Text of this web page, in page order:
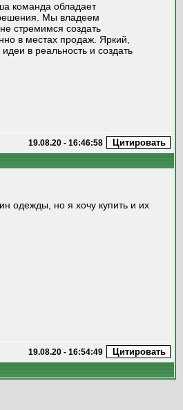
команда обладает
Мы владеем
стремимся создать
в местах продаж. Яркий,
в реальность и создать
19.08.20 - 16:46:58
одежды, но я хочу купить и их
19.08.20 - 16:54:49